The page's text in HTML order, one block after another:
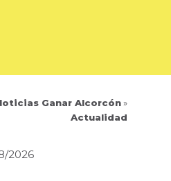
Ganar Alcorcón»
Actualidad
2026